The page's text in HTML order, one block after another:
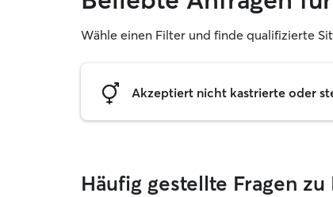
Wähle einen Filter und finde qualifizierte
Akzeptiert nicht kastrierte oder
Häufig gestellte Fragen